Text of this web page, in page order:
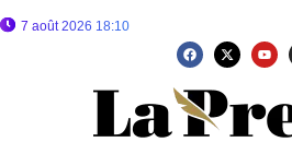
7 août 2026 18:10